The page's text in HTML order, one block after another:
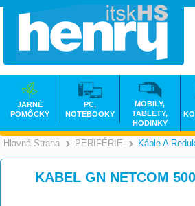
Hlavná Strana PERIFÉRIE Káble A
KABEL GN NETCOM
JARNÉ
POMÔCKY
PC,
NOTEBOOKY
MOBILY,
TABLETY,
HODINKY